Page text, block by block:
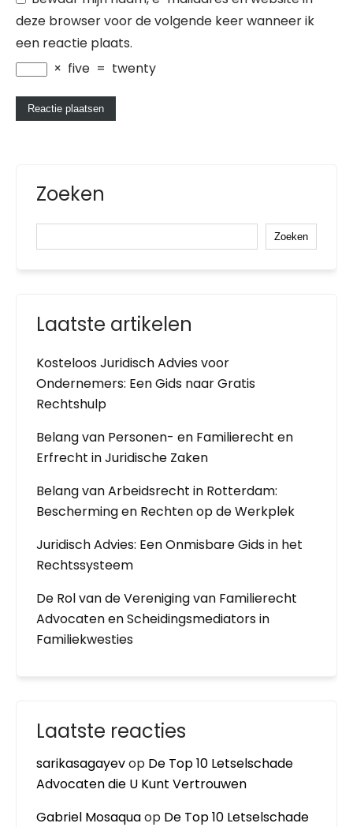
deze browser voor de volgende keer wanneer ik
een reactie plaats.
× five = twenty
Zoeken
Zoeken
Laatste artikelen
Kosteloos Juridisch Advies voor
Ondernemers: Een Gids naar Gratis
Rechtshulp
Belang van Personen- en Familierecht en
Erfrecht in Juridische Zaken
Belang van Arbeidsrecht in Rotterdam:
Bescherming en Rechten op de Werkplek
Juridisch Advies: Een Onmisbare Gids in het
Rechtssysteem
De Rol van de Vereniging van Familierecht
Advocaten en Scheidingsmediators in
Familiekwesties
Laatste reacties
sarikasagayevop De Top 10 Letselschade
Advocaten die U Kunt Vertrouwen
Gabriel Mosaquaop De Top 10 Letselschade